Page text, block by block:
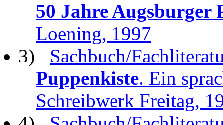
50 Jahre Augsburger
Loening, 1997
3) Sachbuch/
Puppenkiste. Ein
Schreibwerk Freitag,